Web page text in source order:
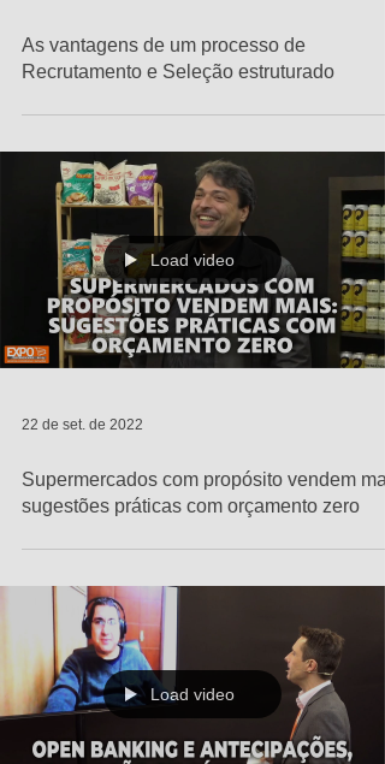
As vantagens de um processo de
Recrutamento e Seleção estruturado
Load video
22 de set. de 2022
Supermercados com propósito vendem
sugestões práticas com orçamento zero
Load video